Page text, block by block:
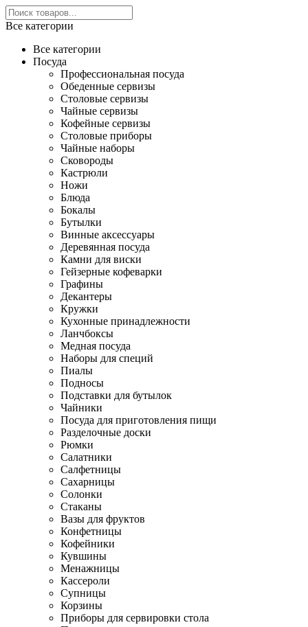
Все категории
Все категории
Посуда
Профессиональная посуда
Обеденные сервизы
Столовые сервизы
Чайные сервизы
Кофейные сервизы
Столовые приборы
Чайные наборы
Сковороды
Кастрюли
Ножи
Блюда
Бокалы
Бутылки
Винные аксессуары
Деревянная посуда
Камни для виски
Гейзерные кофеварки
Графины
Декантеры
Кружки
Кухонные принадлежности
Ланчбоксы
Медная посуда
Наборы для специй
Пиалы
Подносы
Подставки для бутылок
Чайники
Посуда для приготовления пищи
Разделочные доски
Рюмки
Салатники
Салфетницы
Сахарницы
Солонки
Стаканы
Вазы для фруктов
Конфетницы
Кофейники
Кувшины
Менажницы
Кассероли
Супницы
Корзины
Приборы для сервировки стола